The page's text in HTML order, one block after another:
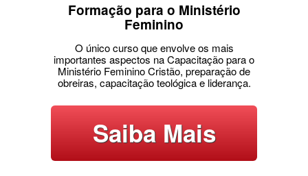
Formação para o Ministério
Feminino
O único curso que envolve os mais
importantes aspectos na Capacitação para o
Ministério Feminino Cristão, preparação de
obreiras, capacitação teológica e liderança.
Saiba Mais